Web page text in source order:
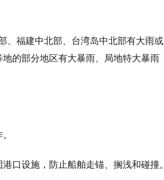
、福建中北部、台湾岛中北部有大雨或
的部分地区有大暴雨、局地特大暴雨
口设施，防止船舶走锚、搁浅和碰撞。